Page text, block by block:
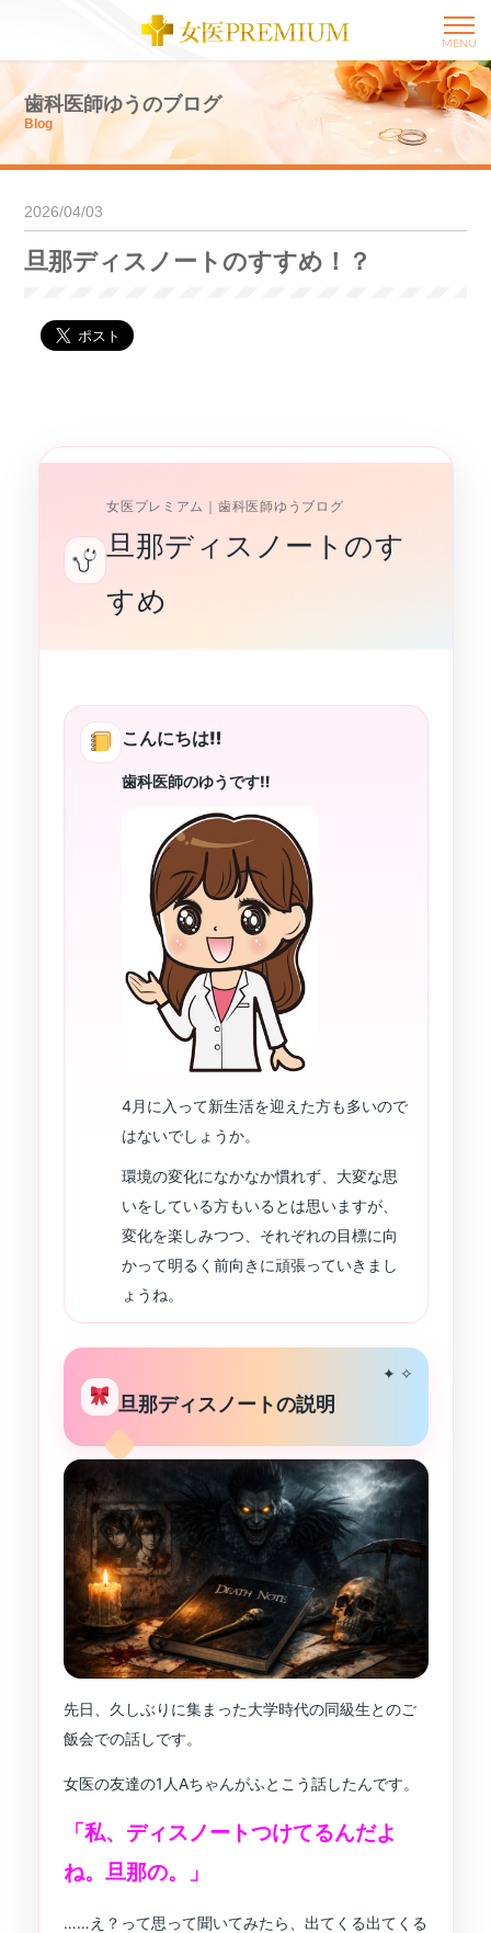
MENU
歯科医師ゆうのブログ
Blog
2026/04/03
旦那ディスノートのすすめ！？
女医プレミアム｜歯科医師ゆうブログ
旦那ディスノートのす
すめ
こんにちは‼︎
歯科医師のゆうです‼︎
4月に入って新生活を迎えた方も多いので
はないでしょうか。
環境の変化になかなか慣れず、大変な思
いをしている方もいるとは思いますが、
変化を楽しみつつ、それぞれの目標に向
かって明るく前向きに頑張っていきまし
ょうね。
✦ ✧
旦那ディスノートの説明
先日、久しぶりに集まった大学時代の同級生とのご
飯会での話しです。
女医の友達の1人Aちゃんがふとこう話したんです。
「私、ディスノートつけてるんだよ
ね。旦那の。」
……え？って思って聞いてみたら、出てくる出てくる